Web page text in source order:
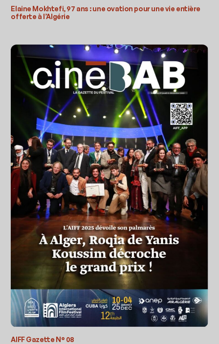
Elaine Mokhtefi, 97 ans : une ovation pour une vie entière
offerte à l’Algérie
AIFF Gazette N° 08